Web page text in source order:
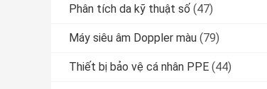
Phân tích da kỹ thuật số (47)
Máy siêu âm Doppler màu (79)
Thiết bị bảo vệ cá nhân PPE (44)